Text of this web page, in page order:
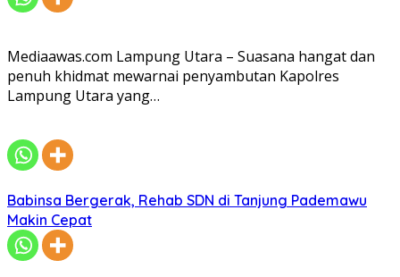
Mediaawas.com Lampung Utara – Suasana hangat dan
penuh khidmat mewarnai penyambutan Kapolres
Lampung Utara yang…
Babinsa Bergerak, Rehab SDN di Tanjung Pademawu
Makin Cepat